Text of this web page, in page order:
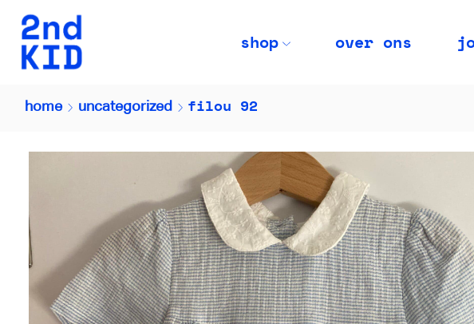
shop over ons
home uncategorized filou 92